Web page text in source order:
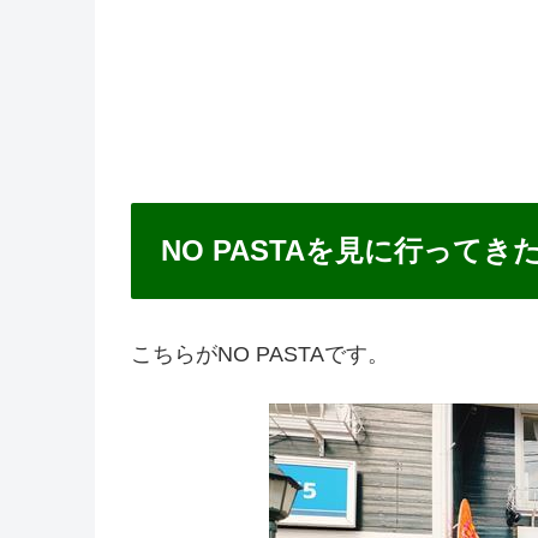
NO PASTAを見に行ってき
こちらがNO PASTAです。